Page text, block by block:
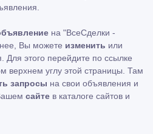
на "ВсеСделки -
Вы можете изменить или
Для этого перейдите по ссылке
верхнем углу этой страницы. Там
запросы на свои объявления и
сайте в каталоге сайтов и